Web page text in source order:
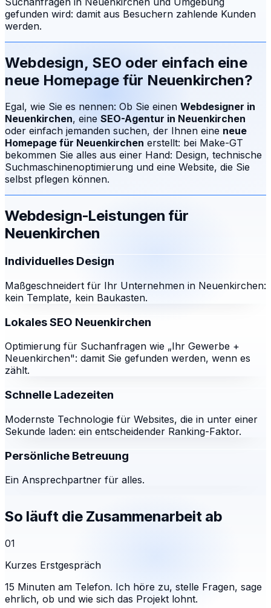
gefunden wird: damit aus Besuchern zahlende Kunden
werden.
Webdesign, SEO oder einfach eine
neue Homepage für Neuenkirchen?
Egal, wie Sie es nennen: Ob Sie einen Webdesigner in
Neuenkirchen, eine SEO-Agentur in Neuenkirchen
oder einfach jemanden suchen, der Ihnen eine neue
Homepage für Neuenkirchen erstellt: bei Make-GT
bekommen Sie alles aus einer Hand: Design, technische
Suchmaschinenoptimierung und eine Website, die Sie
selbst pflegen können.
Webdesign-Leistungen für
Neuenkirchen
Individuelles Design
Maßgeschneidert für Ihr Unternehmen in Neuenkirchen:
kein Template, kein Baukasten.
Lokales SEO Neuenkirchen
Optimierung für Suchanfragen wie „Ihr Gewerbe +
Neuenkirchen": damit Sie gefunden werden, wenn es
zählt.
Schnelle Ladezeiten
Modernste Technologie für Websites, die in unter einer
Sekunde laden: ein entscheidender Ranking-Faktor.
Persönliche Betreuung
Ein Ansprechpartner für alles.
So läuft die Zusammenarbeit ab
01
Kurzes Erstgespräch
15 Minuten am Telefon. Ich höre zu, stelle Fragen, sage
ehrlich, ob und wie sich das Projekt lohnt.